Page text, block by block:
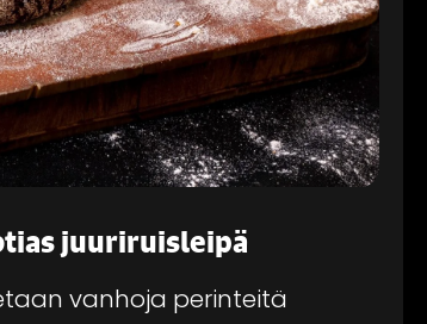
juuriruisleipä
vanhoja perinteitä